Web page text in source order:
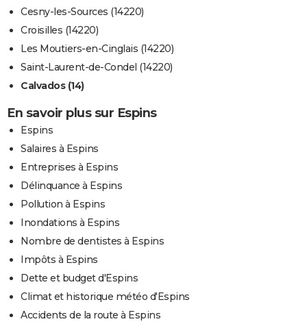
Cesny-les-Sources (14220)
Croisilles (14220)
Les Moutiers-en-Cinglais (14220)
Saint-Laurent-de-Condel (14220)
Calvados (14)
En savoir plus sur Espins
Espins
Salaires à Espins
Entreprises à Espins
Délinquance à Espins
Pollution à Espins
Inondations à Espins
Nombre de dentistes à Espins
Impôts à Espins
Dette et budget d'Espins
Climat et historique météo d'Espins
Accidents de la route à Espins